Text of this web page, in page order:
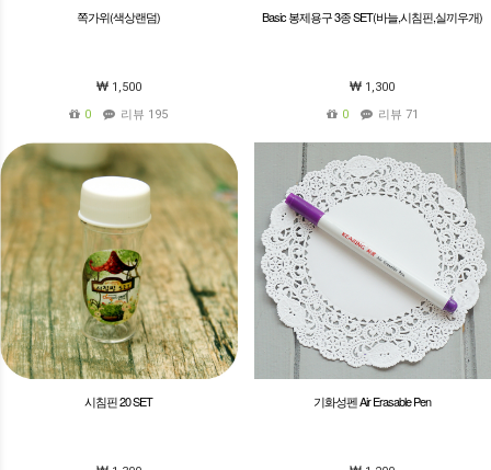
쪽가위(색상랜덤)
1,500
0
리뷰 195
Basic 봉제용구 3종 SET(바늘,시침핀,실끼우개)
1,300
0
리뷰 71
시침핀 20 SET 기화성펜 Air Erasable Pen